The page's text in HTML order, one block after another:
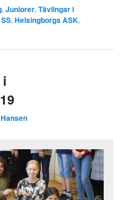
,Juniorer,Tävlingar i
,Helsingborgs ASK,
i